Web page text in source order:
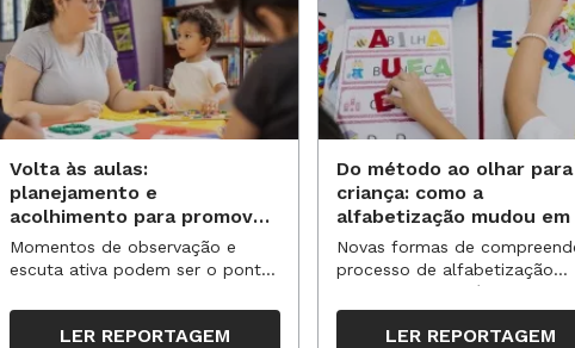
Volta às aulas:
planejamento e
acolhimento para promover
novas aprendizagens
Momentos de observação e
escuta ativa podem ser o ponto
tempos, espaços e propostas no
segundo semestre
LER REPORTAGEM
Do método ao olhar para
criança: como a
alfabetização mudou em
anos?
Novas formas de
processo de alfabetização
influenciaram políticas e
práticas, transformando o
da leitura e da escrita
LER REPORTAGEM